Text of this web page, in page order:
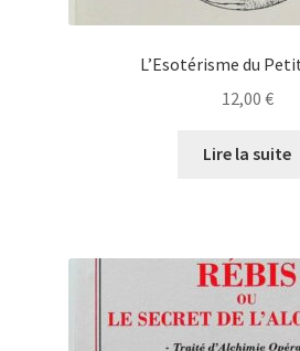
L’Esotérisme du
12,00 €
Lire la suite